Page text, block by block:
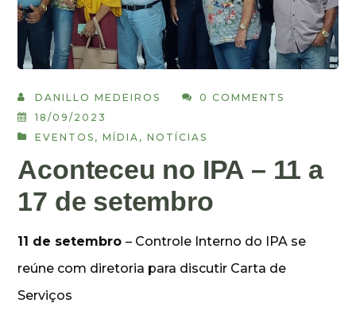
DANILLO MEDEIROS
0 COMMENTS
18/09/2023
EVENTOS ,MÍDIA ,NOTÍCIAS
Aconteceu no IPA – 11 a
17 de setembro
11 de setembro– Controle Interno do IPA se
reúne com diretoria para discutir Carta de
Serviços